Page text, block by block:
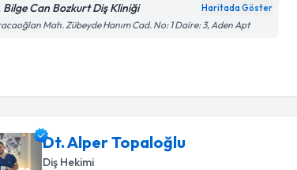
Bilge Can Bozkurt Diş Kliniği Haritada Göster
Mah. Zübeyde Hanım Cad. No: 1 Daire: 3, Aden Apt
Dt. Alper Topaloğlu
Diş Hekimi